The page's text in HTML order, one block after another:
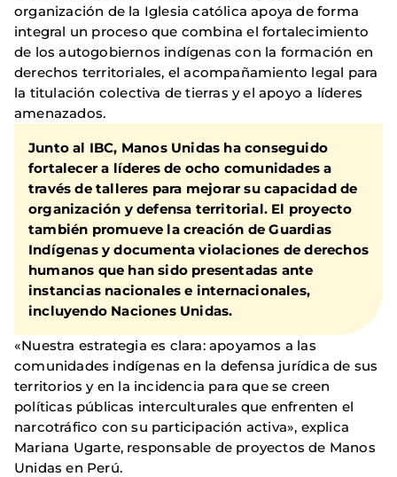
organización de la Iglesia católica apoya de forma
integral un proceso que combina el fortalecimiento
de los autogobiernos indígenas con la formación en
derechos territoriales, el acompañamiento legal para
la titulación colectiva de tierras y el apoyo a líderes
amenazados.
Junto al IBC, Manos Unidas ha conseguido
fortalecer a líderes de ocho comunidades a
través de talleres para mejorar su capacidad de
organización y defensa territorial. El proyecto
también promueve la creación de Guardias
Indígenas y documenta violaciones de derechos
humanos que han sido presentadas ante
instancias nacionales e internacionales,
incluyendo Naciones Unidas.
«Nuestra estrategia es clara: apoyamos a las
comunidades indígenas en la defensa jurídica de sus
territorios y en la incidencia para que se creen
políticas públicas interculturales que enfrenten el
narcotráfico con su participación activa», explica
Mariana Ugarte, responsable de proyectos de Manos
Unidas en Perú.